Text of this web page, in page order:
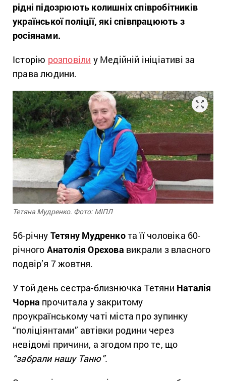
рідні підозрюють колишніх співробітників
української поліції, які співпрацюють з
росіянами.
Історію розповіли у Медійній ініціативі за
права людини.
Тетяна Мудренко. Фото: МІПЛ
56-річну Тетяну Мудренкота її чоловіка 60-
річного Анатолія Орєхова викрали з власного
подвір’я 7 жовтня.
У той день сестра-близнючка Тетяни Наталія
Чорна прочитала у закритому
проукраїнському чаті міста про зупинку
“поліціянтами” автівки родини через
невідомі причини, а згодом про те, що
“забрали нашу Таню”.